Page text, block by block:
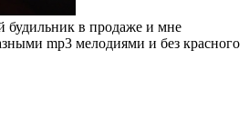
будильник в продаже и мне
mp3 мелодиями и без красного